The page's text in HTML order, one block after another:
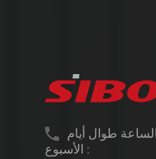
طوال أيام
الأسبوع :